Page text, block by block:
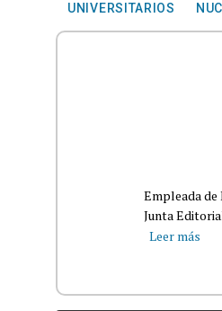
UNIVERSITARIOS
Empleada de
Junta
Leer más